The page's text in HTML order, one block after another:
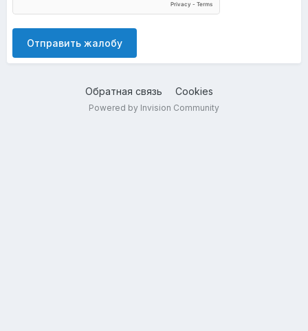
Отправить жалобу
Обратная связь Cookies
Powered by Invision Community